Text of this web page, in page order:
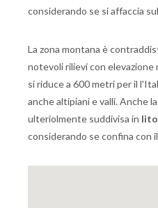
considerando se si affaccia
La zona montana è
notevoli rilievi con
si riduce a 600 metri per il
anche altipiani e valli. Anche
ulteriolmente suddivisa in
considerando se confina con